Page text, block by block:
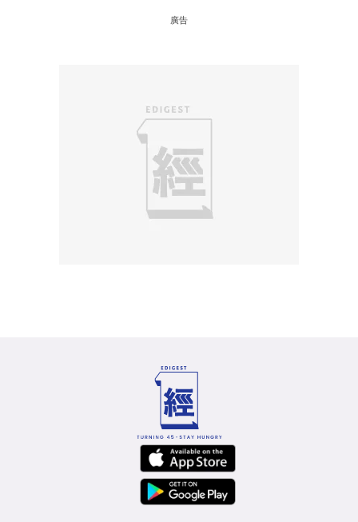
廣告